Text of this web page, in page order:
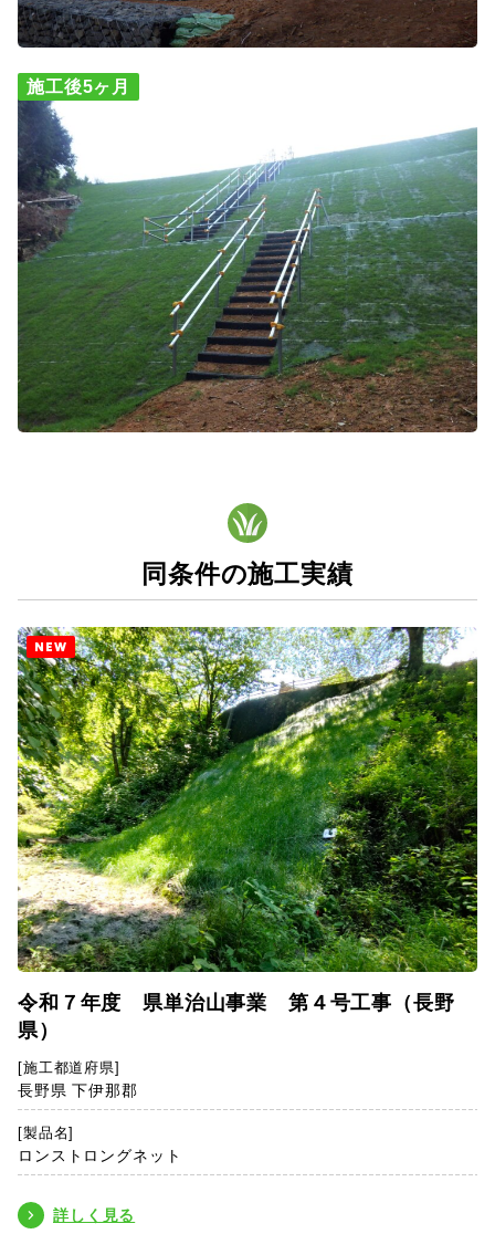
施工後5ヶ月
同条件の施工実績
NEW
令和７年度 県単治山事業 第４号工事（長野
県）
[施工都道府県]
長野県 下伊那郡
[製品名]
ロンストロングネット
詳しく見る